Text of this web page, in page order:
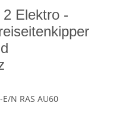
Elektro -
N RAS AU60